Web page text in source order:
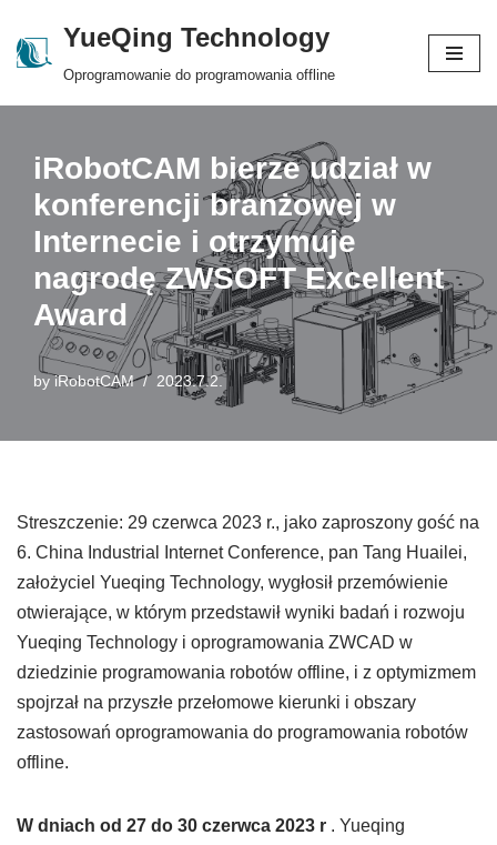
Skip
YueQing Technology
Oprogramowanie do programowania offline
iRobotCAM bierze udział w
konferencji branżowej w
Internecie i otrzymuje
nagrodę ZWSOFT Excellent
Award
byiRobotCAM 2023.7.2.
Streszczenie: 29 czerwca 2023 r., jako zaproszony gość na
6. China Industrial Internet Conference, pan Tang Huailei,
założyciel Yueqing Technology, wygłosił przemówienie
otwierające, w którym przedstawił wyniki badań i rozwoju
Yueqing Technology i oprogramowania ZWCAD w
dziedzinie programowania robotów offline, i z optymizmem
spojrzał na przyszłe przełomowe kierunki i obszary
zastosowań oprogramowania do programowania robotów
offline.
W dniach od 27 do 30 czerwca 2023 r . Yueqing